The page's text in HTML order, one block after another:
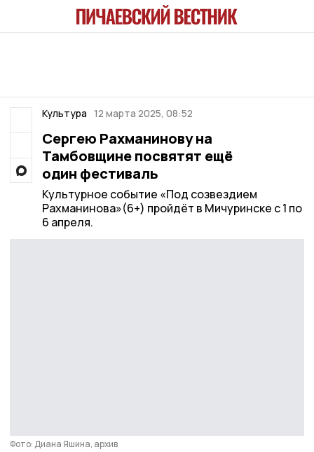
Культура 12 марта 2025, 08:52
Сергею Рахманинову на
Тамбовщине посвятят ещё
один фестиваль
Культурное событие «Под созвездием
Рахманинова»(6+) пройдёт в Мичуринске с 1 по
6 апреля.
Фото: Диана Яшина, архив